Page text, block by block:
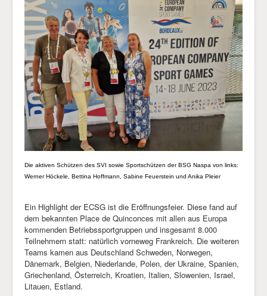
Die aktiven Schützen des SVI sowie Sportschützen der BSG Naspa von links:
Werner Höckele, Bettina Hoffmann, Sabine Feuerstein und Anika Pleier
Ein Highlight der ECSG ist die Eröffnungsfeier. Diese fand auf
dem bekannten Place de Quinconces mit allen aus Europa
kommenden Betriebssportgruppen und insgesamt 8.000
Teilnehmern statt: natürlich vorneweg Frankreich. Die weiteren
Teams kamen aus Deutschland Schweden, Norwegen,
Dänemark, Belgien, Niederlande, Polen, der Ukraine, Spanien,
Griechenland, Österreich, Kroatien, Italien, Slowenien, Israel,
Litauen, Estland.